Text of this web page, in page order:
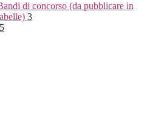
di concorso (da pubblicare in
3
5